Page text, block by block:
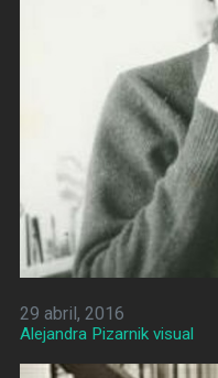
29 abril, 2016
Alejandra Pizarnik visual